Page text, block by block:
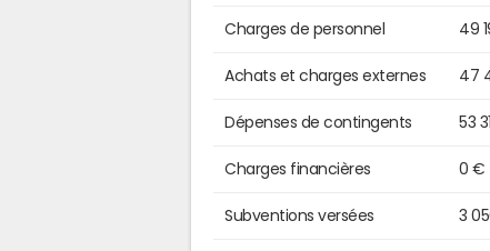
Charges de personnel 49
Achats et charges externes 47
Dépenses de contingents 53
Charges financières 0 €
Subventions versées 3